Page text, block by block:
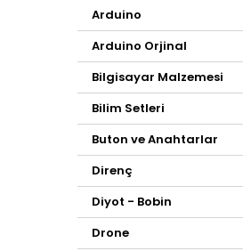
Arduino
Arduino Orjinal
Bilgisayar Malzemesi
Bilim Setleri
Buton ve Anahtarlar
Direnç
Diyot - Bobin
Drone